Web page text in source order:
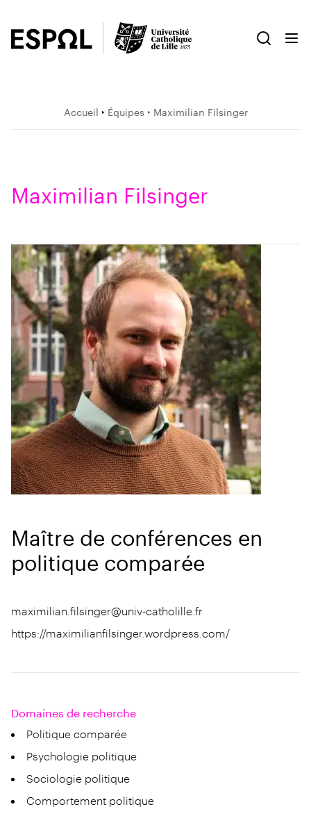
Accueil ‣ Équipes ‣ Maximilian Filsinger
Maximilian Filsinger
Maître de conférences en
politique comparée
maximilian.filsinger@univ-catholille.fr
https://maximilianfilsinger.wordpress.com/
Domaines de recherche
Politique comparée
Psychologie politique
Sociologie politique
Comportement politique